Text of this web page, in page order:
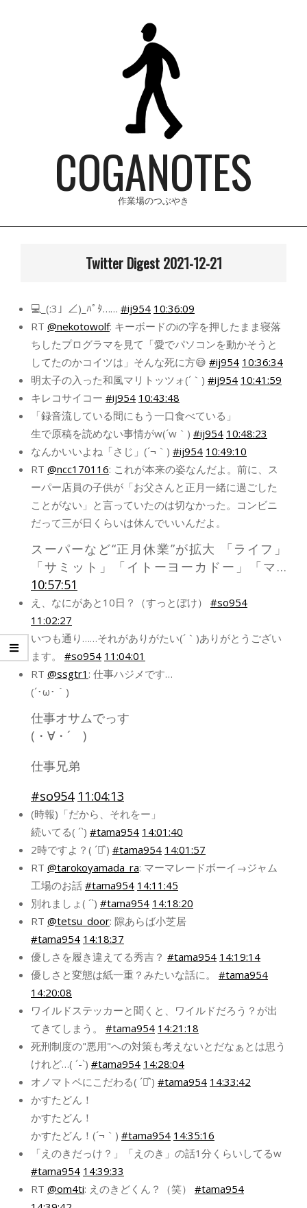
COGANOTES
作業場のつぶやき
Twitter Digest 2021-12-21
💻_(:3」∠)_ﾊﾟﾀ…… #ij954 10:36:09
RT @nekotowolf: キーボードのiの字を押したまま寝落
ちしたプログラマを見て「愛でパソコンを動かそうと
してたのかコイツは」そんな死に方😅 #ij954 10:36:34
明太子の入った和風マリトッツォ(´｀) #ij954 10:41:59
キレコサイコー #ij954 10:43:48
「録音流している間にもう一口食べている」
生で原稿を読めない事情がw(´w｀) #ij954 10:48:23
なんかいいよね「さじ」(´¬｀) #ij954 10:49:10
RT @ncc170116: これが本来の姿なんだよ。前に、ス
ーパー店員の子供が「お父さんと正月一緒に過ごした
ことがない」と言っていたのは切なかった。コンビニ
だって三が日くらいは休んでいいんだよ。
スーパーなど“正月休業”が拡大 「ライフ」
「サミット」「イトーヨーカドー」「マ…
10:57:51
え、なにがあと10日？（すっとぼけ） #so954
11:02:27
いつも通り……それがありがたい(´｀)ありがとうござい
ます。 #so954 11:04:01
RT @ssgtr1 : 仕事ハジメです…
(´･ω･｀)
仕事オサムでっす
(・∀・´ )
仕事兄弟
#so954 11:04:13
(時報)「だから、それをー」
続いてる( ´`) #tama954 14:01:40
2時ですよ？( ´◡͐`) #tama954 14:01:57
RT @tarokoyamada_ra: マーマレードボーイ→ジャム
工場のお話 #tama954 14:11:45
別れましょ( ´`) #tama954 14:18:20
RT @tetsu_door: 隙あらば小芝居
#tama954 14:18:37
優しさを履き違えてる秀吉？ #tama954 14:19:14
優しさと変態は紙一重？みたいな話に。 #tama954
14:20:08
ワイルドステッカーと聞くと、ワイルドだろう？が出
てきてしまう。 #tama954 14:21:18
死刑制度の"悪用"への対策も考えないとだなぁとは思う
けれど…( ´-`) #tama954 14:28:04
オノマトペにこだわる( ´◡͐`) #tama954 14:33:42
かすたどん！
かすたどん！
かすたどん！(´¬｀) #tama954 14:35:16
「えのきだっけ？」「えのき」の話1分くらいしてるw
#tama954 14:39:33
RT @om4ti: えのきどくん？（笑） #tama954